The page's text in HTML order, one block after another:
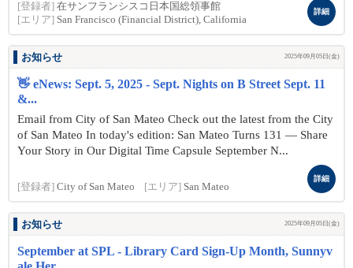
[登録者] 在サンフランシスコ日本国総領事館
[エリア] San Francisco (Financial District), California
詳細
お知らせ 2025年09月05日(金)
👋 eNews: Sept. 5, 2025 - Sept. Nights on B Street Sept. 11
&...
Email from City of San Mateo Check out the latest from the City
of San Mateo In today's edition: San Mateo Turns 131 — Share
Your Story in Our Digital Time Capsule September N...
[登録者] City of San Mateo [エリア] San Mateo
詳細
お知らせ 2025年09月05日(金)
September at SPL - Library Card Sign-Up Month, Sunnyv